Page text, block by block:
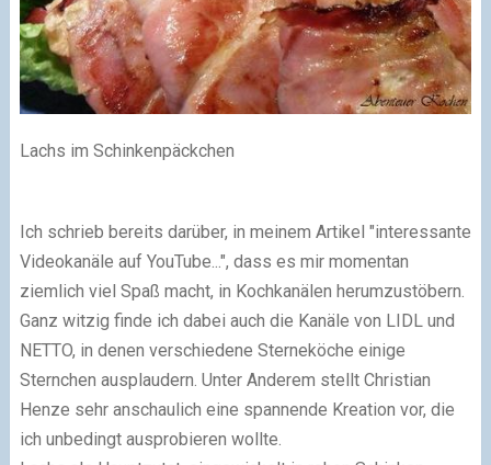
Lachs im Schinkenpäckchen
Ich schrieb bereits darüber, in meinem Artikel "interessante
Videokanäle auf YouTube...", dass es mir momentan
ziemlich viel Spaß macht, in Kochkanälen herumzustöbern.
Ganz witzig finde ich dabei auch die Kanäle von LIDL und
NETTO, in denen verschiedene Sterneköche einige
Sternchen ausplaudern. Unter Anderem stellt Christian
Henze sehr anschaulich eine spannende Kreation vor, die
ich unbedingt ausprobieren wollte.